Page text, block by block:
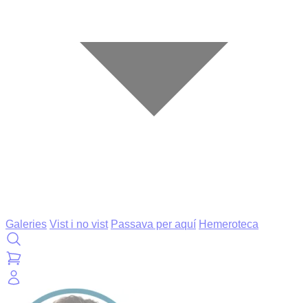
Galeries Vist i no vist Passava per aquí Hemeroteca